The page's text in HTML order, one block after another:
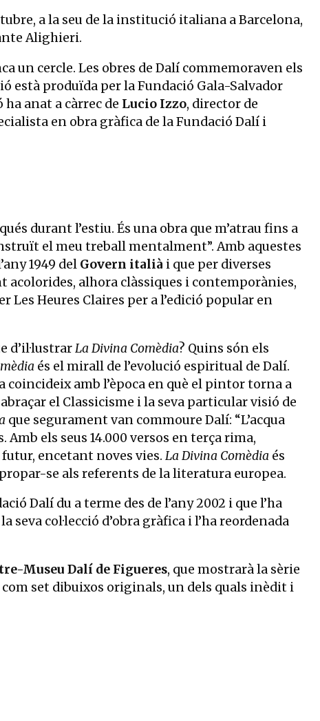
a la seu de la institució italiana a Barcelona,
Alighieri.
un cercle. Les obres de Dalí commemoraven els
està produïda per la Fundació Gala-Salvador
anat a càrrec de Lucio Izzo, director de
en obra gràfica de la Fundació Dalí i
durant l’estiu. És una obra que m’atrau fins a
el meu treball mentalment”. Amb aquestes
1949 del Govern italià i que per diverses
alhora clàssiques i contemporànies,
Les Heures Claires per a l’edició popular en
d’il·lustrarLa Divina Comèdia? Quins són els
és el mirall de l’evolució espiritual de Dalí.
coincideix amb l’època en què el pintor torna a
el Classicisme i la seva particular visió de
que segurament van commoure Dalí: “L’acqua
els seus 14.000 versos en terça rima,
encetant noves vies. La Divina Comèdia és
se als referents de la literatura europea.
Dalí du a terme des de l’any 2002 i que l’ha
col·lecció d’obra gràfica i l’ha reordenada
Museu Dalí de Figueres, que mostrarà la sèrie
set dibuixos originals, un dels quals inèdit i